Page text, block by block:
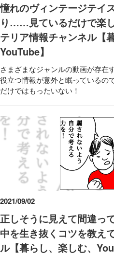
憧れのヴィンテージテイ
り……見ているだけで楽
テリア情報チャンネル【
YouTube】
さまざまなジャンルの動画が存在
役立つ情報が意外と眠っているの
だけではもったいない！
正しそうに見えて間違
中を生き抜くコツを教え
ル【暮らし、楽しむ、
2021/09/02